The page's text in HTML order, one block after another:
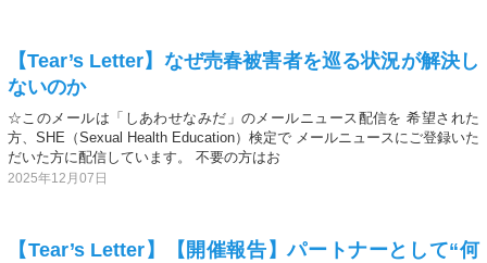
【Tear’s Letter】なぜ売春被害者を巡る状況が解決し
ないのか
☆このメールは「しあわせなみだ」のメールニュース配信を 希望された
方、SHE（Sexual Health Education）検定で メールニュースにご登録いた
だいた方に配信しています。 不要の方はお
2025年12月07日
【Tear’s Letter】【開催報告】パートナーとして“何